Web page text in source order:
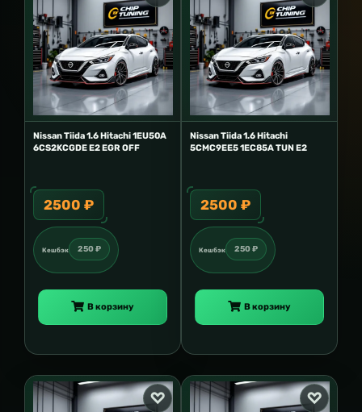
Nissan Tiida 1.6 Hitachi 1EU50A
6CS2KCGDE E2 EGR OFF
2500 ₽
Кешбэк 250 ₽
В корзину
Nissan Tiida 1.6 Hitachi
5CMC9EE5 1EC85A TUN E2
2500 ₽
Кешбэк 250 ₽
В корзину